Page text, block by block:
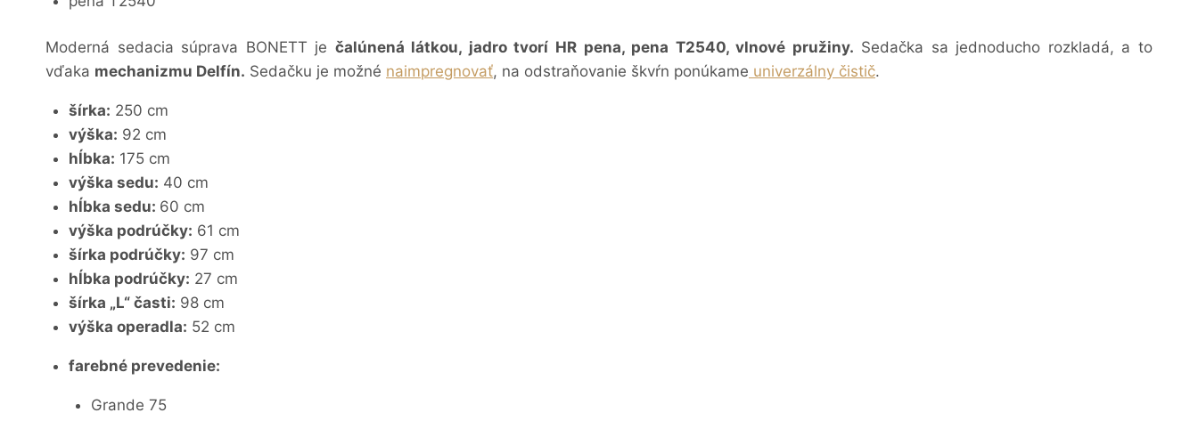
Moderná sedacia súprava BONETT je čalúnená látkou, jadro tvorí HR pena, pena T2540, vlnové pružiny. Sedačka sa jednoducho rozkladá, a to
vďaka mechanizmu Delfín. Sedačku je možné naimpregnovať, na odstraňovanie škvŕn ponúkame univerzálny čistič.
šírka: 250 cm
výška: 92 cm
hĺbka: 175 cm
výška sedu: 40 cm
hĺbka sedu: 60 cm
výška podrúčky: 61 cm
šírka podrúčky: 97 cm
hĺbka podrúčky: 27 cm
šírka „L“ časti: 98 cm
výška operadla: 52 cm
farebné prevedenie:
Grande 75